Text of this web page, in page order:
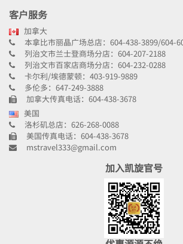
客户服务
加拿大
本拿比市丽晶广场总店：604-438-3899/604-
列治文市兰士登商场分店：604-207-2188
列治文市百家店商场分店：604-232-0288
卡尔利/埃德蒙顿：403-919-9889
多伦多：647-249-3888
加拿大传真电话：604-438-3678
美国
洛杉矶总店：626-268-0088
美国传真电话：604-438-3678
mstravel333@gmail.com
加入凯旋官号